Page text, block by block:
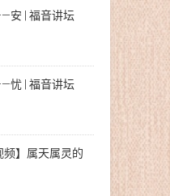
安 | 福音讲坛
忧 | 福音讲坛
频】属天属灵的